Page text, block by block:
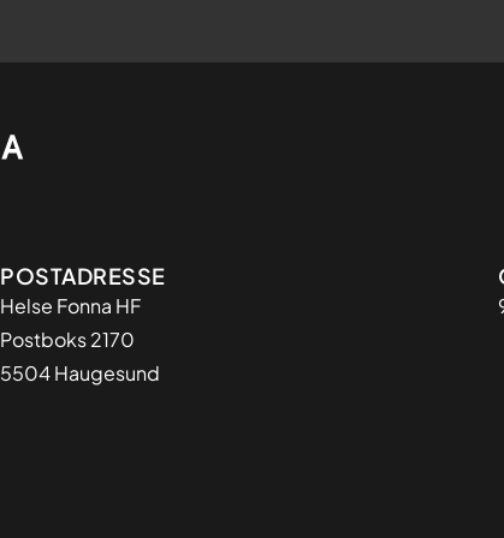
Adresse
POSTADRESSE
​Helse Fonna HF
Postboks 2170
5504 Haugesund